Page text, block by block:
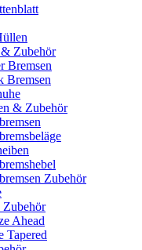
& Zubehör
Bremsen
Bremsen
& Zubehör
Zubehör
Zubehör
Ahead
Tapered